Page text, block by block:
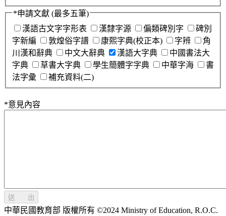
*申請文獻 (最多五筆)
漢語古文字字形表
漢隸字源 偏類碑別字
碑別
字新編
敦煌俗字譜 康熙字典(校正本) 字辨
角
川漢和辭典
中文大辭典 漢語大字典
中國書法大
字典
草書大字典 學生簡體字字典 中華字海
書
法字彙
補充資料(二)
*意見內容
送 出
中華民國教育部 版權所有 ©2024 Ministry of Education, R.O.C.